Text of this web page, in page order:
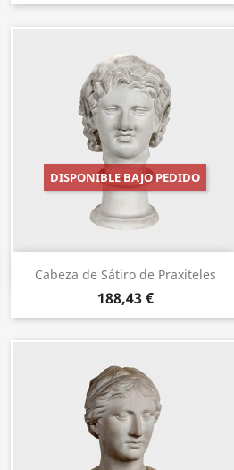
Cabeza de Sátiro de Praxiteles
188,43 €
DISPONIBLE BAJO PEDIDO
Vista rápida